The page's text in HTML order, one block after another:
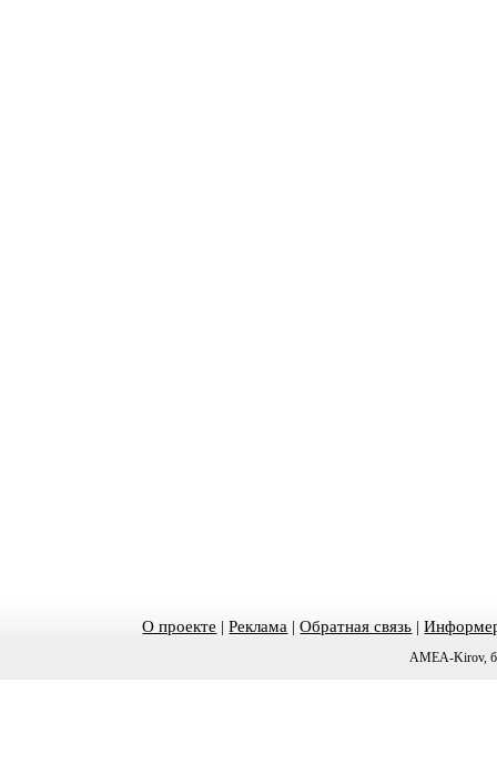
О проекте |Реклама |Обратная связь |
AMEA-Kirov,